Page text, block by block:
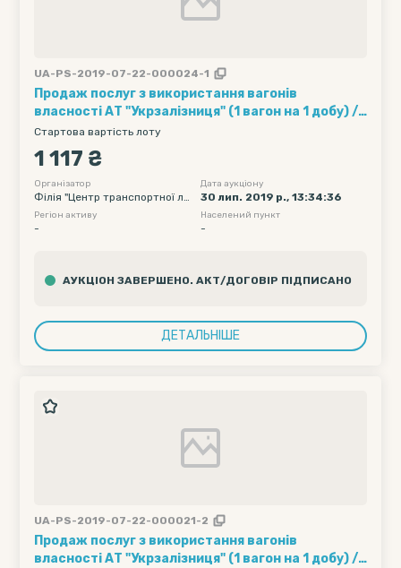
UA-PS-2019-07-22-000024-1
Продаж послуг з використання вагонів
власності АТ "Укрзалізниця" (1 вагон на 1 добу) ///
Кількість вагонів - 5, Рухомий склад - 95, Полігон
навантаження - Без обмеження, Дата подачі
вагону початкова - 2019-08-12 00:00, Дата
подачі вагону кінцева - 2019-08-12 23:59
Стартова вартість лоту
1 117 ₴
Організатор
Філія "Центр транспортної ло
гістики" АТ "Укрзалізниця"
Дата аукціону
30 лип. 2019 р., 13:34:36
Регіон активу
-
Населений пункт
-
АУКЦІОН ЗАВЕРШЕНО. АКТ/ДОГОВІР ПІДПИСАНО
ДЕТАЛЬНІШЕ
UA-PS-2019-07-22-000021-2
Продаж послуг з використання вагонів
власності АТ "Укрзалізниця" (1 вагон на 1 добу) ///